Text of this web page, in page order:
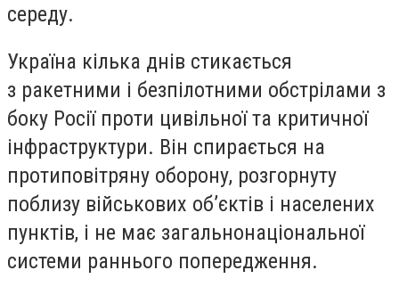
середу.
Україна кілька днів стикається
з ракетними і безпілотними обстрілами з
боку Росії проти цивільної та критичної
інфраструктури. Він спирається на
протиповітряну оборону, розгорнуту
поблизу військових об’єктів і населених
пунктів, і не має загальнонаціональної
системи раннього попередження.